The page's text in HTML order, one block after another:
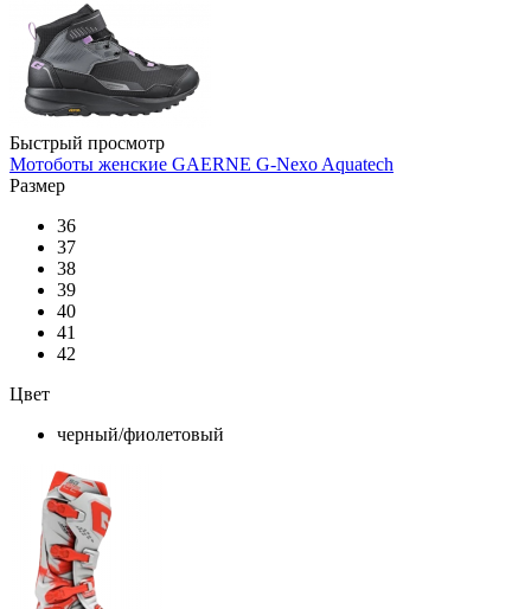
Быстрый просмотр
Мотоботы женские GAERNE G-Nexo Aquatech
Размер
36
37
38
39
40
41
42
Цвет
черный/фиолетовый